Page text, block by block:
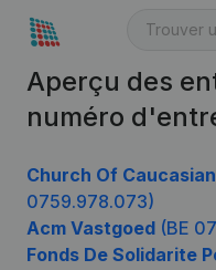
Aperçu des
numéro
Church Of
0759.978.073)
Acm Vastgoed (BE
Fonds De Solidarite